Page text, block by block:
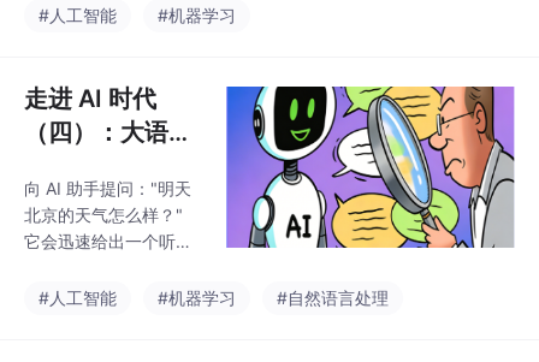
喵喵叫”，但在见过几十
地从人群与动物中认出
猫。如果把同样的任务
交给机器，它会怎么
类一样吗？这正是本文
要回答的核心问题。机
器学习是人工智能的核
了一场思维范式的根本
#人工智能 #机器学习
走进 AI 时代
（四）：大语言
力边界 —— 概
率预测背后的真
向 AI 助手提问："明天
北京的天气怎么样？"
它会迅速给出一个听起
具体的温度、晴雨状
#人工智能 #机器学习 #自然语言处理